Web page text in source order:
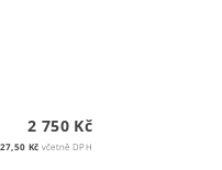
2 750 Kč
Kč včetně DPH